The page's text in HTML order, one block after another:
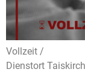
Vollzeit /
Dienstort